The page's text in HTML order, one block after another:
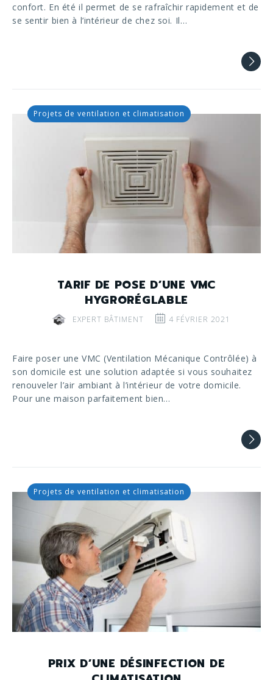
confort. En été il permet de se rafraîchir rapidement et de
se sentir bien à l’intérieur de chez soi. Il…
TARIF DE POSE D’UNE VMC
HYGRORÉGLABLE
EXPERT BÂTIMENT 4 FÉVRIER 2021
Projets de ventilation et climatisation
Faire poser une VMC (Ventilation Mécanique Contrôlée) à
son domicile est une solution adaptée si vous souhaitez
renouveler l’air ambiant à l’intérieur de votre domicile.
Pour une maison parfaitement bien…
PRIX D’UNE DÉSINFECTION DE
Projets de ventilation et climatisation